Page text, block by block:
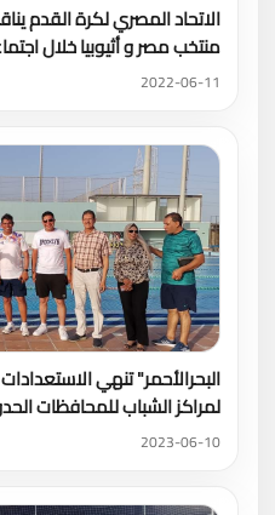
الاتحاد المصري لكرة القدم
منتخب مصر و أثيوبيا خلال
2022-06-11
البحرالأحمر" تنهي
لمراكز الشباب للمحافظات
2023-06-10